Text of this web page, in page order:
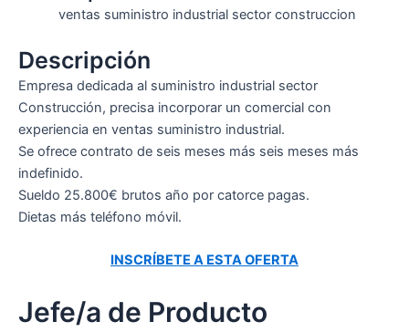
ventas suministro industrial sector construccion
Descripción
Empresa dedicada al suministro industrial sector
Construcción, precisa incorporar un comercial con
experiencia en ventas suministro industrial.
Se ofrece contrato de seis meses más seis meses más
indefinido.
Sueldo 25.800€ brutos año por catorce pagas.
Dietas más teléfono móvil.
INSCRÍBETE A ESTA OFERTA
Jefe/a de Producto